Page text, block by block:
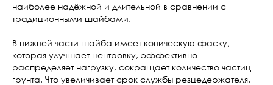
наиболее надёжной и длительной в сравнении с
традиционными шайбами.
В нижней части шайба имеет коническую фаску,
которая улучшает центровку, эффективно
распределяет нагрузку, сокращает количество частиц
грунта. Что увеличивает срок службы резцедержателя.